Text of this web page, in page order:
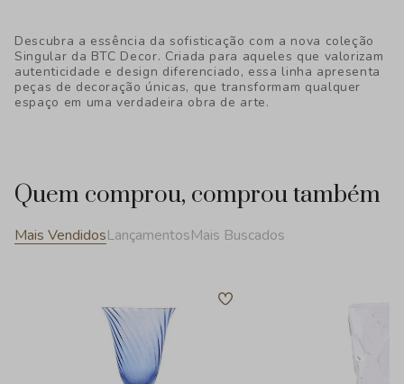
Descubra a essência da sofisticação com a nova coleção
Singular da BTC Decor. Criada para aqueles que valorizam
autenticidade e design diferenciado, essa linha apresenta
peças de decoração únicas, que transformam qualquer
espaço em uma verdadeira obra de arte.
Quem comprou, comprou também
Mais VendidosLançamentosMais Buscados